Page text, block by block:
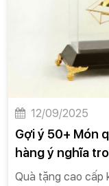
12/09/2025
Gợi ý 50+ Món
hàng ý nghĩa
Quà tặng cao cấp